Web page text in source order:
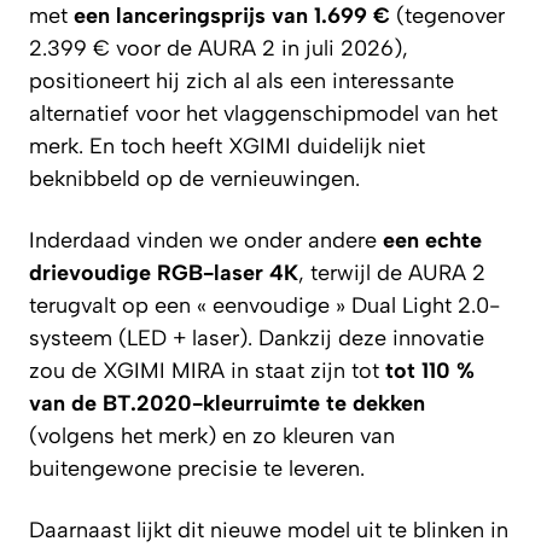
met een lanceringsprijs van 1.699 € (tegenover
2.399 € voor de AURA 2 in juli 2026),
positioneert hij zich al als een interessante
alternatief voor het vlaggenschipmodel van het
merk. En toch heeft XGIMI duidelijk niet
beknibbeld op de vernieuwingen.
Inderdaad vinden we onder andere een echte
drievoudige RGB-laser 4K, terwijl de AURA 2
terugvalt op een « eenvoudige » Dual Light 2.0-
systeem (LED + laser). Dankzij deze innovatie
zou de XGIMI MIRA in staat zijn tot tot 110 %
van de BT.2020-kleurruimte te dekken
(volgens het merk) en zo kleuren van
buitengewone precisie te leveren.
Daarnaast lijkt dit nieuwe model uit te blinken in